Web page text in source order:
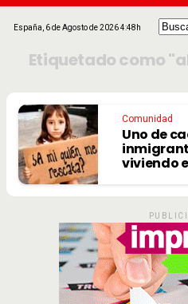
España, 6 de Agosto de 2026 4:48h
Etiquetado como
Comunidad
Uno de
viviendo